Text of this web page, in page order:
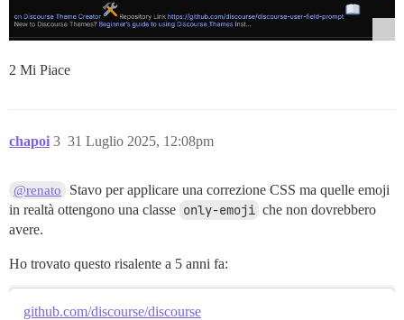
2 Mi Piace
chapoi 31 Luglio 2025, 12:08pm
3
@renato
Stavo per applicare una correzione CSS ma quelle emoji
in realtà ottengono una classe only-emoji che non dovrebbero
avere.
Ho trovato questo risalente a 5 anni fa:
github.com/discourse/discourse